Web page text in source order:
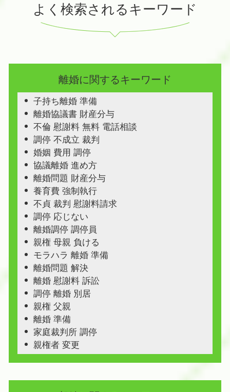
よく検索されるキーワード
離婚に関するキーワード
子持ち離婚 準備
離婚協議書 財産分与
不倫 慰謝料 無料 電話相談
調停 不成立 裁判
婚姻 費用 調停
協議離婚 進め方
離婚問題 財産分与
養育費 強制執行
不貞 裁判 慰謝料請求
調停 応じない
離婚調停 調停員
親権 母親 負ける
モラハラ 離婚 準備
離婚問題 解決
離婚 慰謝料 訴訟
調停 離婚 別居
親権 父親
離婚 準備
家庭裁判所 調停
親権者 変更